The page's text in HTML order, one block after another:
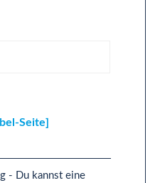
Seite]
- Du kannst eine